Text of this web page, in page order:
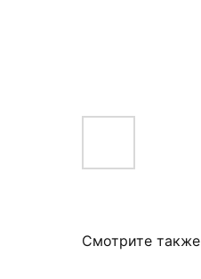
Смотрите также